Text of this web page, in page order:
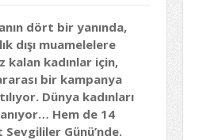
dört bir yanında,
dışı muamelelere
kalan kadınlar için,
bir kampanya
Dünya kadınları
Hem de 14
Sevgililer Günü’nde.